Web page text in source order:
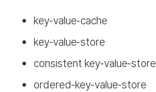
key‐value‐cache
key‐value‐store
consistent key‐value‐store
ordered‐key‐value‐store